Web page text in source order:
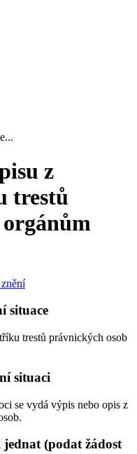
z
trestů
situace
trestů právnických osob
situaci
se vydá výpis nebo opis z
(podat žádost